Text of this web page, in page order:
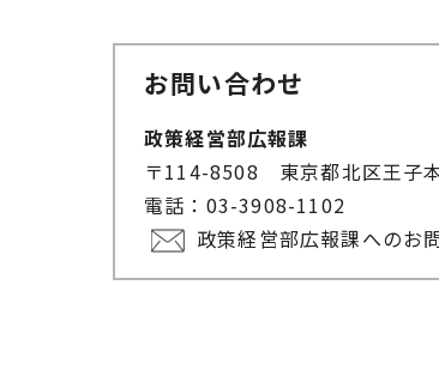
お問い合わせ
政策経営部広報課
〒114-8508 東京都北区王子
電話：03-3908-1102
政策経営部広報課へのお